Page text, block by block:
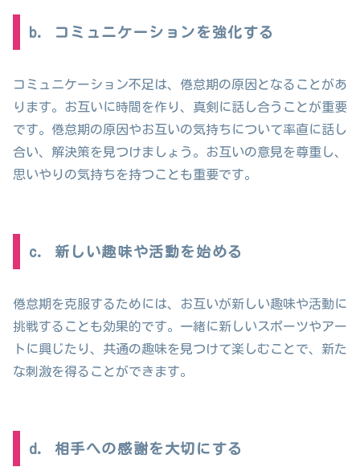
b. コミュニケーションを強化する
コミュニケーション不足は、倦怠期の原因となることがあ
ります。お互いに時間を作り、真剣に話し合うことが重要
です。倦怠期の原因やお互いの気持ちについて率直に話し
合い、解決策を見つけましょう。お互いの意見を尊重し、
思いやりの気持ちを持つことも重要です。
c. 新しい趣味や活動を始める
倦怠期を克服するためには、お互いが新しい趣味や活動に
挑戦することも効果的です。一緒に新しいスポーツやアー
トに興じたり、共通の趣味を見つけて楽しむことで、新た
な刺激を得ることができます。
d. 相手への感謝を大切にする